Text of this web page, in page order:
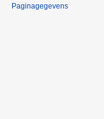
Paginagegevens